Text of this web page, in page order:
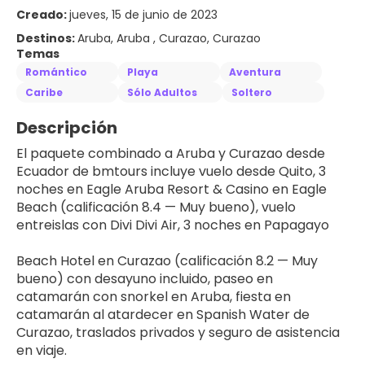
Creado:jueves, 15 de junio de 2023
Destinos:Aruba, Aruba , Curazao, Curazao
Temas
Romántico Playa
Aventura
Caribe
Sólo Adultos Soltero
Descripción
El paquete combinado a Aruba y Curazao desde
Ecuador de bmtours incluye vuelo desde Quito, 3
noches en Eagle Aruba Resort & Casino en Eagle
Beach (calificación 8.4 — Muy bueno), vuelo
entreislas con Divi Divi Air, 3 noches en Papagayo
Beach Hotel en Curazao (calificación 8.2 — Muy
bueno) con desayuno incluido, paseo en
catamarán con snorkel en Aruba, fiesta en
catamarán al atardecer en Spanish Water de
Curazao, traslados privados y seguro de asistencia
en viaje.